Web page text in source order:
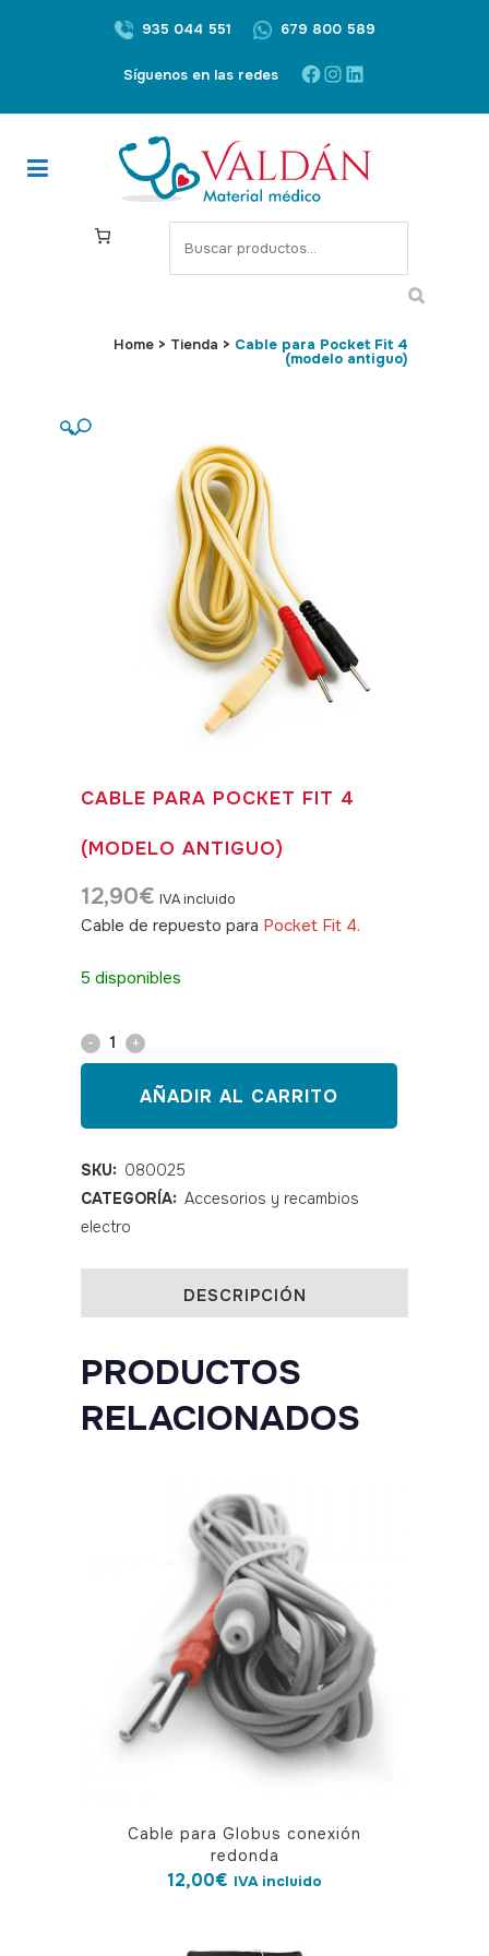
935 044 551 679 800 589
Síguenos en las redes Facebook
Instagram
LinkedIn
S
e
c
Home > Tienda > Cable para Pocket Fit 4
(modelo antiguo)
🔍
CABLE PARA POCKET FIT 4
(MODELO ANTIGUO)
12,90€ IVA incluido
Cable de repuesto para Pocket Fit 4.
5 disponibles
Cable
Pocket
Fit
4
quantity
AÑADIR AL CARRITO
SKU: 080025
CATEGORÍA: Accesorios y recambios
electro
DESCRIPCIÓN
PRODUCTOS
RELACIONADOS
Cable para Globus conexión
redonda
12,00€ IVA incluido